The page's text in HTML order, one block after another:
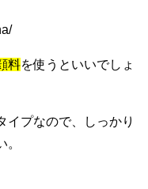
料を使うといいでしょ
イプなので、しっかり